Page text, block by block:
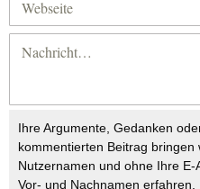
Ihre Argumente, Gedanken
kommentierten Beitrag
Nutzernamen und ohne Ihre
Vor- und Nachnamen erfahren.